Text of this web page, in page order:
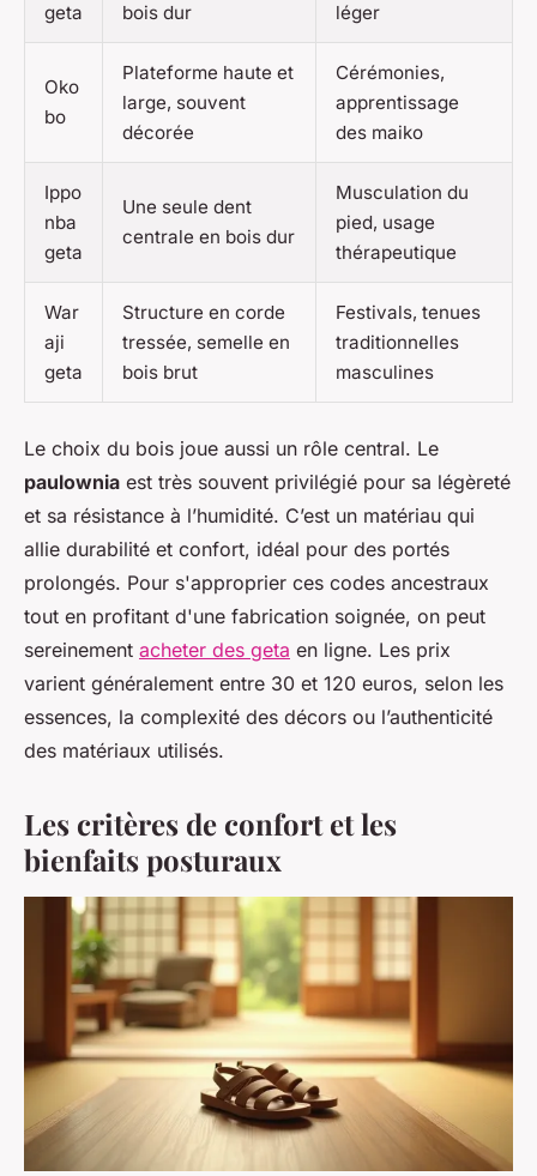
geta
bois dur
léger
Oko
bo
Plateforme haute et
large, souvent
décorée
Cérémonies,
apprentissage
des maiko
Ippo
nba
geta
Une seule dent
centrale en bois dur
Musculation du
pied, usage
thérapeutique
War
aji
geta
Structure en corde
tressée, semelle en
bois brut
Festivals, tenues
traditionnelles
masculines
Le choix du bois joue aussi un rôle central. Le
paulownia est très souvent privilégié pour sa légèreté
et sa résistance à l’humidité. C’est un matériau qui
allie durabilité et confort, idéal pour des portés
prolongés. Pour s'approprier ces codes ancestraux
tout en profitant d'une fabrication soignée, on peut
sereinement acheter des geta en ligne. Les prix
varient généralement entre 30 et 120 euros, selon les
essences, la complexité des décors ou l’authenticité
des matériaux utilisés.
Les critères de confort et les
bienfaits posturaux